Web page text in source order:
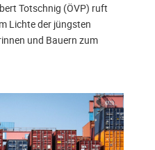
Totschnig (ÖVP) ruft
Lichte der jüngsten
und Bauern zum